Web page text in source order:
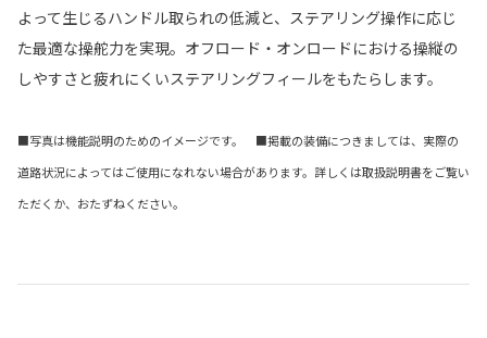
よって生じるハンドル取られの低減と、ステアリング操作に応じ
た最適な操舵力を実現。オフロード・オンロードにおける操縦の
しやすさと疲れにくいステアリングフィールをもたらします。
■写真は機能説明のためのイメージです。 ■掲載の装備につきましては、実際の
道路状況によってはご使用になれない場合があります。詳しくは取扱説明書をご覧い
ただくか、おたずねください。